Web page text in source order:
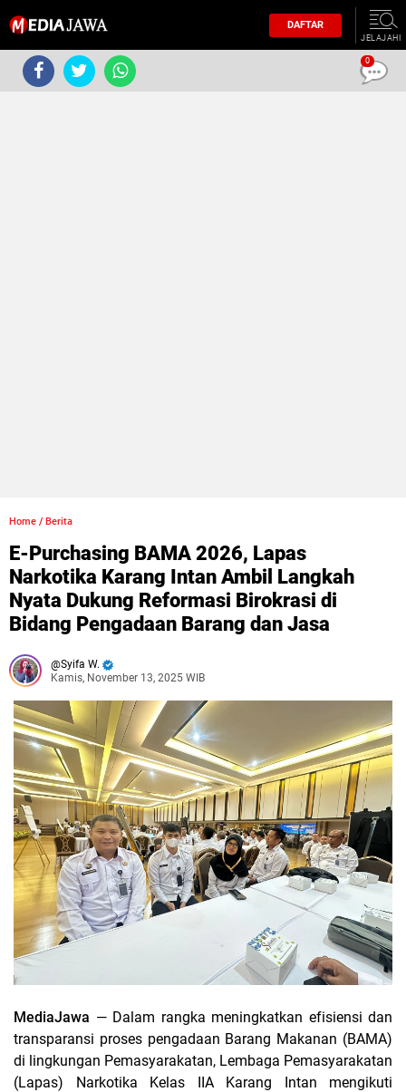
DAFTAR
JELAJAHI
Home / Berita
E-Purchasing BAMA 2026, Lapas
Narkotika Karang Intan Ambil Langkah
Nyata Dukung Reformasi Birokrasi di
Bidang Pengadaan Barang dan Jasa
Syifa W.
Kamis, November 13, 2025 WIB
MediaJawa — Dalam rangka meningkatkan efisiensi dan
transparansi proses pengadaan Barang Makanan (BAMA)
di lingkungan Pemasyarakatan, Lembaga Pemasyarakatan
(Lapas) Narkotika Kelas IIA Karang Intan mengikuti
0